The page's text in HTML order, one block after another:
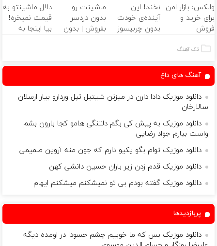
می‌گردونه 🔰
دیجیتال
والکس: بازار امن
برای خرید و
فروش
دیجیتال
نخند! این
آینده‌ی خودت
بدون چربیسوز
ماشینت رو
بدون دردسر
بفروش | بدون
دلال ماشینتو به
قیمت نمیخره!
بیا اینجا به
تک آهنگ
آهنگ های داغ
دانلود موزیک دادا دارن در میزنن شیتیل تپل وردارو بیار ارسلان
سالارخان
دانلود موزیک به پیش کی بگم دلتنگی هامو کجا بارون بشم
واست ببارم جواد رضایی
دانلود موزیک توام بگو یکیو دارم که جون منه آروین صمیمی
دانلود موزیک قدم زدن زیر باران حسین دانشی کهن
دانلود موزیک گفته بودم بی تو نمیشکنم میشکنم ایهام
پربازدیدها
دانلود موزیک ﺑﺲ ﻛﻪ ﻣﺎ ﺧﻮﺑﻴﻢ ﭼﺸﻢ ﺣﺴﻮدا در اوﻣﺪه دﻳﮕﻪ